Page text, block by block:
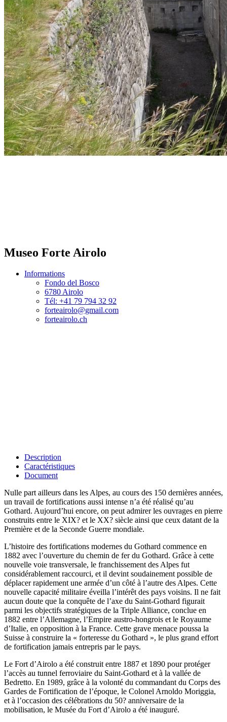
Museo Forte Airolo
Informations
Fondo del Bosco
6780 Airolo
Tél: +41 79 794 32 92
forteairolo@gmail.com
forteairolo.ch
Description
Caractéristiques
Document
Nulle part ailleurs dans les Alpes, au cours des 150 dernières années,
un travail de fortifications aussi intense n’a été réalisé qu’au
Gothard. Aujourd’hui encore, on peut admirer les ouvrages en pierre
construits entre le XIX? et le XX? siècle ainsi que ceux datant de la
Première et de la Seconde Guerre mondiale.
L’histoire des fortifications modernes du Gothard commence en
1882 avec l’ouverture du chemin de fer du Gothard. Grâce à cette
nouvelle voie transversale, le franchissement des Alpes fut
considérablement raccourci, et il devint soudainement possible de
déplacer rapidement une armée d’un côté à l’autre des Alpes. Cette
nouvelle capacité militaire éveilla l’intérêt des pays voisins. Il ne fait
aucun doute que la conquête de l’axe du Saint-Gothard figurait
parmi les objectifs stratégiques de la Triple Alliance, conclue en
1882 entre l’Allemagne, l’Empire austro-hongrois et le Royaume
d’Italie, en opposition à la France. Cette grave menace poussa la
Suisse à construire la « forteresse du Gothard », le plus grand effort
de fortification jamais entrepris par le pays.
Le Fort d’Airolo a été construit entre 1887 et 1890 pour protéger
l’accès au tunnel ferroviaire du Saint-Gothard et à la vallée de
Bedretto. En 1989, grâce à la volonté du commandant du Corps des
Gardes de Fortification de l’époque, le Colonel Arnoldo Moriggia,
et à l’occasion des célébrations du 50? anniversaire de la
mobilisation, le Musée du Fort d’Airolo a été inauguré.